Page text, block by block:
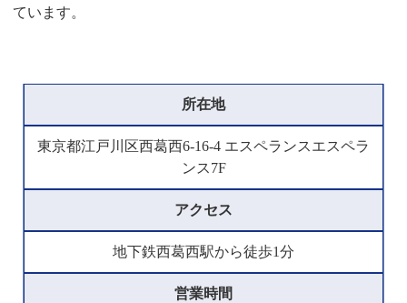
ています。
所在地
東京都江戸川区西葛西6-16-4 エスペランスエスペラ
ンス7F
アクセス
地下鉄西葛西駅から徒歩1分
営業時間